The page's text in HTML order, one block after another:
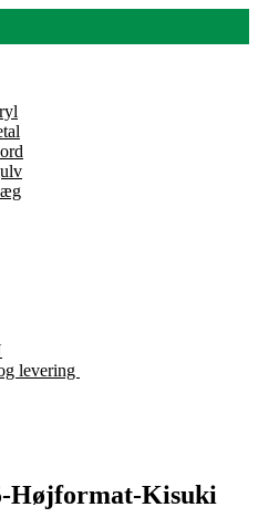
levering
Højformat-Kisuki